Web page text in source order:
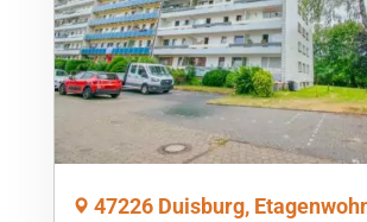
47226 Duisburg,